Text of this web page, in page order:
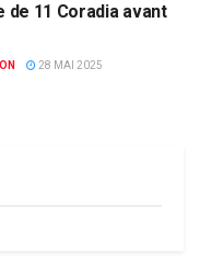
de 11 Coradia avant
28 MAI 2025